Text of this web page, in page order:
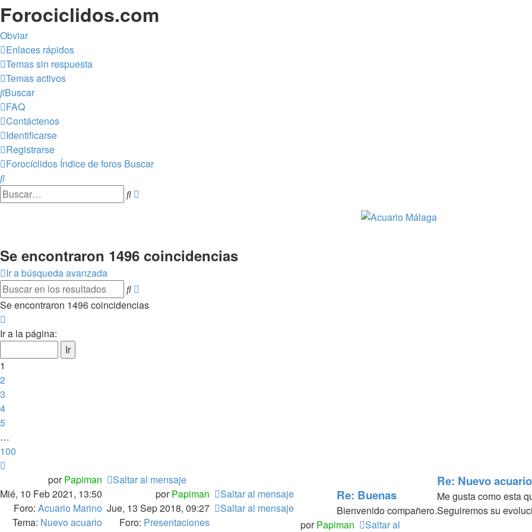
Forociclidos.com
Obviar
Enlaces rápidos
Temas sin respuesta
Temas activos
Buscar
FAQ
Contáctenos
Identificarse
Registrarse
Forocíclidos Índice de foros Buscar
Buscar
Buscar
Se encontraron 1496 coincidencias
Ir a búsqueda avanzada
Buscar
avanzada
Se encontraron 1496 coincidencias
1
100
Ir a la página:
1
2
3
4
5
…
100
porPapiman
Mié, 10 Feb 2021, 13:50
Foro: Acuario Marino
Tema: Nuevo acuario
Re: Nuevo acuario
Me gusta como esta
Seguiremos su
Saltar al mensaje
porPapiman
Jue, 13 Sep 2018, 09:27
Foro: Presentaciones
Re: Buenas
Bienvenido compañero.
Saltar al mensaje
porPapiman
Saltar al mensaje
Saltar al